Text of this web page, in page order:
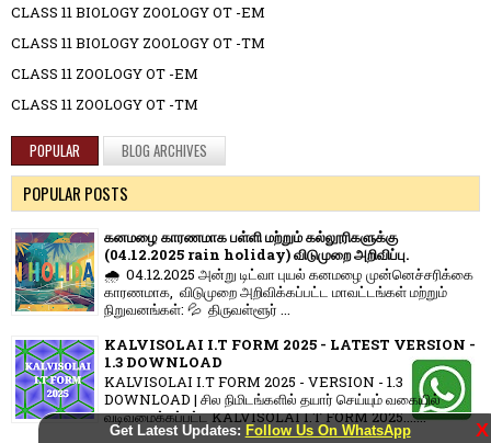
Get Latest Updates: Follow Us On WhatsApp X
CLASS 11 BIOLOGY ZOOLOGY OT -EM
CLASS 11 BIOLOGY ZOOLOGY OT -TM
CLASS 11 ZOOLOGY OT -EM
CLASS 11 ZOOLOGY OT -TM
POPULAR BLOG ARCHIVES
POPULAR POSTS
கனமழை காரணமாக பள்ளி மற்றும் கல்லூரிகளுக்கு
(04.12.2025 rain holiday) விடுமுறை அறிவிப்பு.
🌧️ 04.12.2025 அன்று டிட்வா புயல் கனமழை முன்னெச்சரிக்கை
காரணமாக, விடுமுறை அறிவிக்கப்பட்ட மாவட்டங்கள் மற்றும்
நிறுவனங்கள்: 💦 திருவள்ளூர் ...
KALVISOLAI I.T FORM 2025 - LATEST VERSION -
1.3 DOWNLOAD
KALVISOLAI I.T FORM 2025 - VERSION - 1.3
DOWNLOAD | சில நிமிடங்களில் தயார் செய்யும் வகையில்
வடிவமைக்கப்பட்ட KALVISOLAI I.T FORM 2025.......